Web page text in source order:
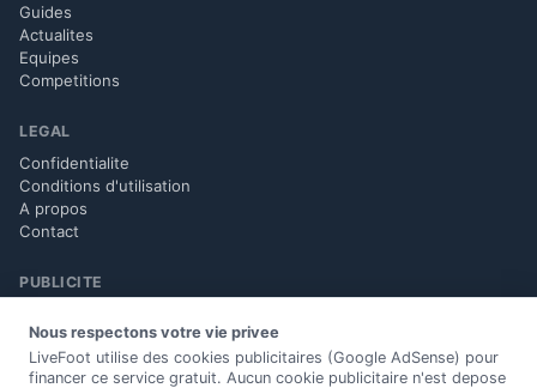
Guides
Actualites
Equipes
Competitions
LEGAL
Confidentialite
Conditions d'utilisation
A propos
Contact
PUBLICITE
Parametres des annonces
Nous respectons votre vie privee
LiveFoot utilise des cookies publicitaires (Google AdSense) pour
financer ce service gratuit. Aucun cookie publicitaire n'est depose